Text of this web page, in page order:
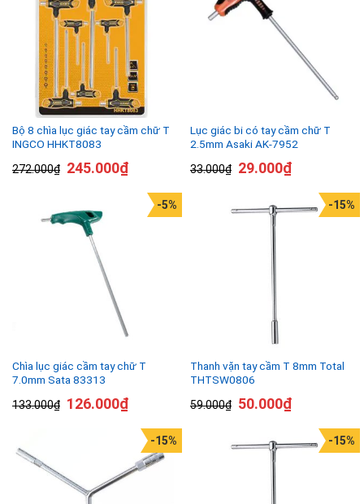
Bộ 8 chìa lục giác tay cầm chữ T
INGCO HHKT8083
272.000₫ 245.000₫
Lục giác bi có tay cầm chữ T
2.5mm Asaki AK-7952
33.000₫ 29.000₫
Chìa lục giác cầm tay chữ T
7.0mm Sata 83313
133.000₫
-5%
126.000₫
Thanh vặn tay cầm T 8mm Total
THTSW0806
59.000₫
-15%
50.000₫
-15% -15%